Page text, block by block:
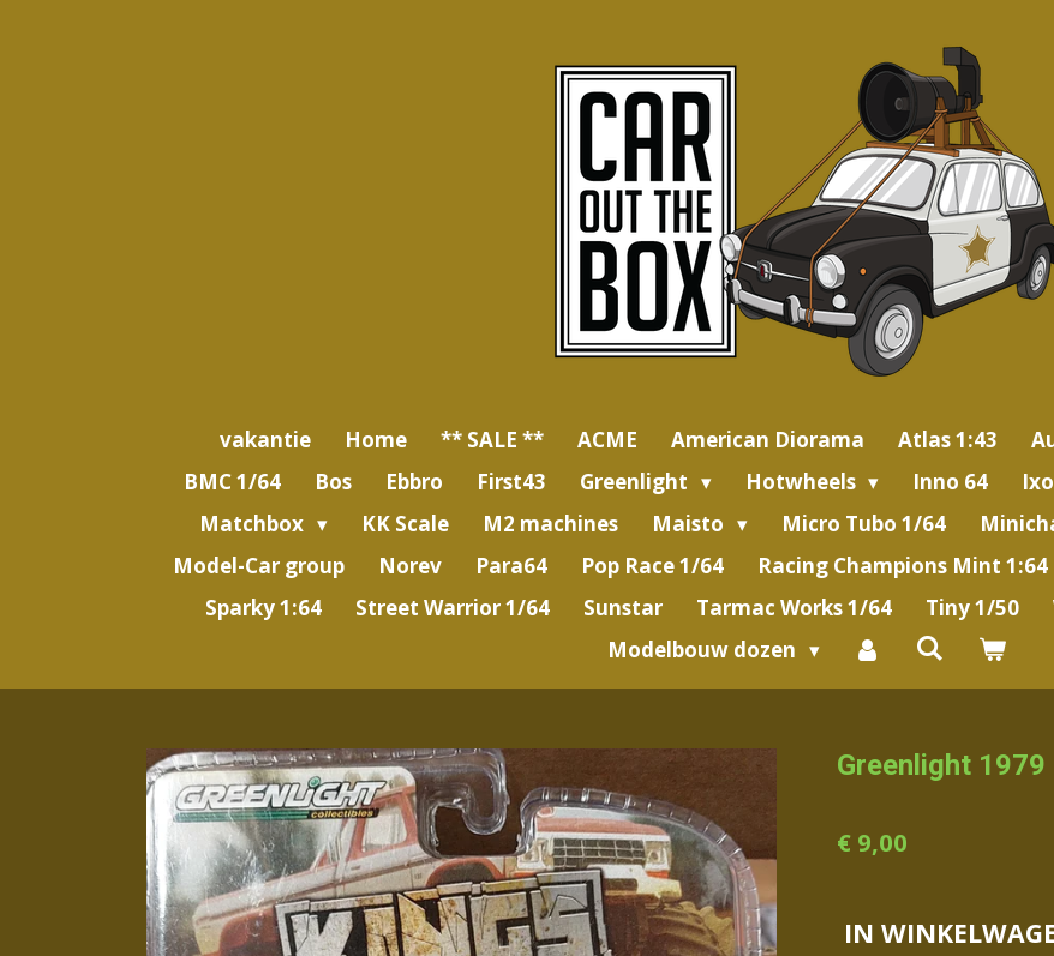
vakantie Home ** SALE ** ACME American Diorama Atlas 1:43
BMC 1/64
Bos Ebbro First43 Greenlight Hotwheels Inno 64 Ixo
Matchbox
KK Scale M2 machines Maisto Micro Tubo 1/64
Model-Car group
Norev Para64 Pop Race 1/64 Racing Champions Mint 1:64
Sparky 1:64
Street Warrior 1/64 Sunstar Tarmac Works 1/64 Tiny 1/50
Modelbouw dozen
Greenlight
€ 9,00
IN